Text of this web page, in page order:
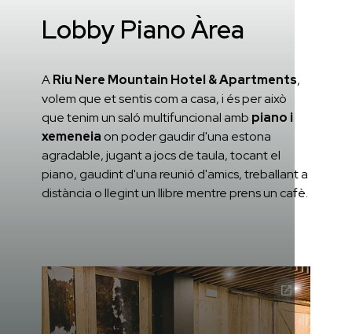
Lobby Piano Àrea
ARiu Nere Mountain Hotel & Apartments,
volem que et sentis com a casa, i és per això
que tenim un saló multifuncional amb piano i
xemeneia on poder gaudir d'una estona
agradable, jugant a jocs de taula, tocant el
piano, gaudint d'una reunió d'amics, treballant a
distància o llegint un llibre mentre prens un cafè.